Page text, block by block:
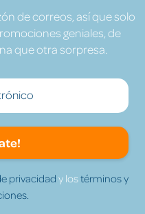
de correos, así que solo
geniales, de
que otra sorpresa.
privacidad y lostérminos y